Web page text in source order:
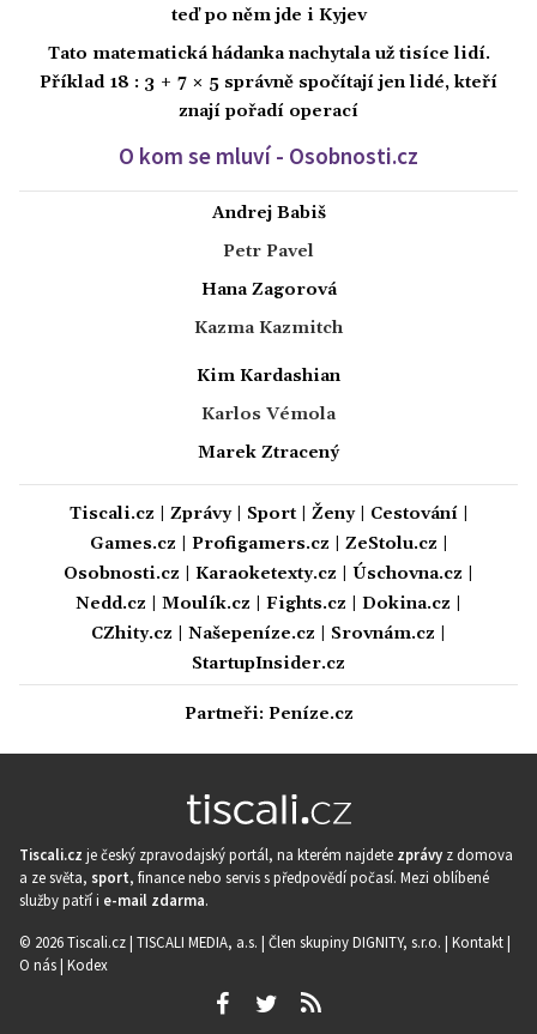
teď po něm jde i Kyjev
Tato matematická hádanka nachytala už tisíce lidí.
Příklad 18 : 3 + 7 × 5 správně spočítají jen lidé, kteří
znají pořadí operací
O kom se mluví - Osobnosti.cz
Andrej Babiš
Petr Pavel
Hana Zagorová
Kazma Kazmitch
Kim Kardashian
Karlos Vémola
Marek Ztracený
Tiscali.cz Zprávy| Sport| Ženy| Cestování|
Games.cz
Profigamers.cz ZeStolu.cz
Osobnosti.cz
Karaoketexty.cz Úschovna.cz
Nedd.cz
Moulík.cz Fights.cz Dokina.cz
CZhity.cz
Našepeníze.cz Srovnám.cz
StartupInsider.cz
Partneři: Peníze.cz
Tiscali.cz je český zpravodajský portál, na kterém najdete zprávy z domova
a ze světa, sport, finance nebo servis s předpovědí počasí. Mezi oblíbené
služby patří i e-mail zdarma.
© 2026 Tiscali.cz | TISCALI MEDIA, a.s. | Člen skupiny DIGNITY, s.r.o. | Kontakt|
O nás| Kodex